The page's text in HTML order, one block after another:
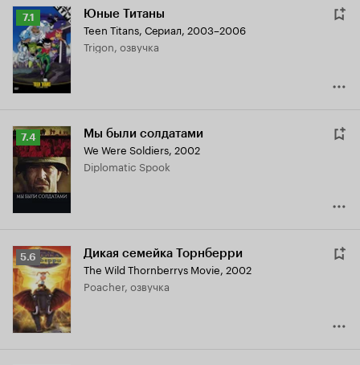
Рейтинг
Кинопоиска
7.1
7.1 Юные Титаны
Teen Titans, Сериал, 2003–2006
Trigon, озвучка
Рейтинг
Кинопоиска
7.4
7.4 Мы были солдатами
We Were Soldiers, 2002
Diplomatic Spook
Рейтинг
Кинопоиска
5.6
5.6 Дикая семейка Торнберри
The Wild Thornberrys Movie, 2002
Poacher, озвучка